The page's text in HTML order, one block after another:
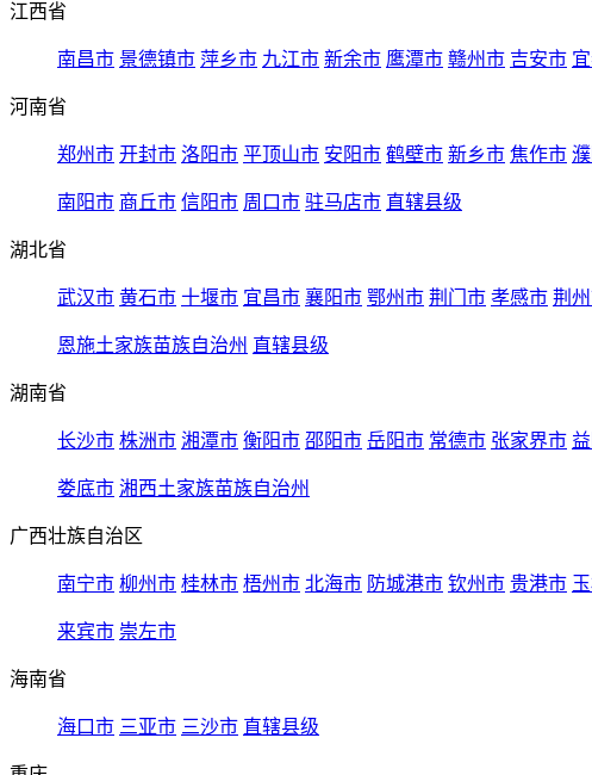
江西省
南昌市 景德镇市 萍乡市 九江市 新余市 鹰潭市 赣州市 吉安市
河南省
郑州市 开封市 洛阳市 平顶山市 安阳市 鹤壁市 新乡市 焦作市
南阳市 商丘市 信阳市 周口市 驻马店市 直辖县级
湖北省
武汉市 黄石市 十堰市 宜昌市 襄阳市 鄂州市 荆门市 孝感市 荆
恩施土家族苗族自治州 直辖县级
湖南省
长沙市 株洲市 湘潭市 衡阳市 邵阳市 岳阳市 常德市 张家界市
娄底市 湘西土家族苗族自治州
广西壮族自治区
南宁市 柳州市 桂林市 梧州市 北海市 防城港市 钦州市 贵港市
来宾市 崇左市
海南省
海口市 三亚市 三沙市 直辖县级